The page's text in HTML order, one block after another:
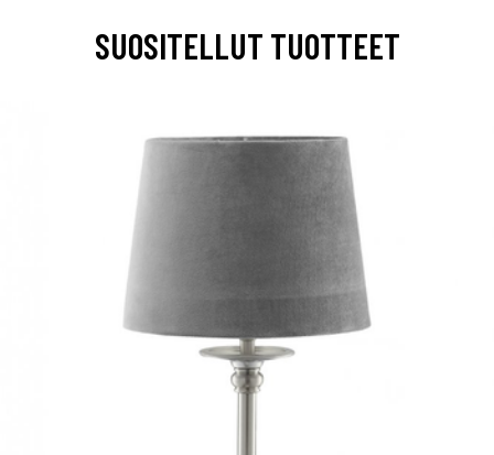
SUOSITELLUT TUOTTEET